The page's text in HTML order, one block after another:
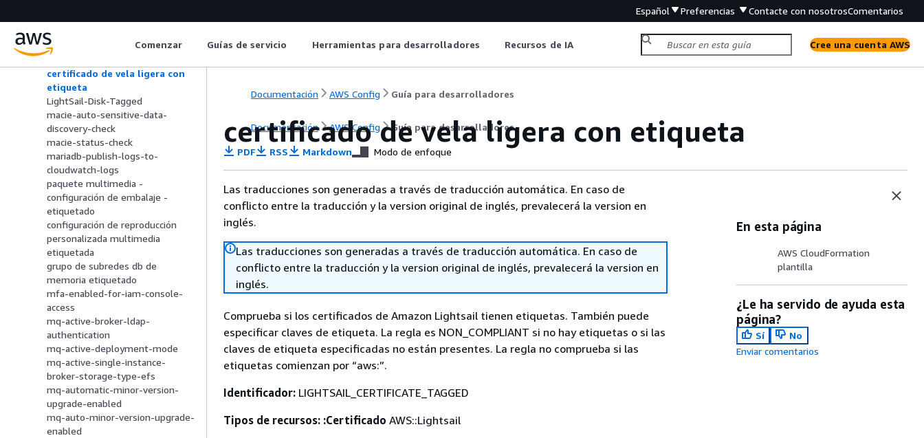
Español Preferencias Contacte con nosotrosComentarios
Comenzar Guías de servicio Herramientas para desarrolladores Recursos de IA Cree una cuenta AWS
lightsail-bucket-object-
versioning-habilitada
certificado de vela ligera con
etiqueta
LightSail-Disk-Tagged
macie-auto-sensitive-data-
discovery-check
macie-status-check
mariadb-publish-logs-to-
cloudwatch-logs
paquete multimedia -
configuración de embalaje -
etiquetado
configuración de reproducción
personalizada multimedia
etiquetada
grupo de subredes db de
memoria etiquetado
mfa-enabled-for-iam-console-
access
mq-active-broker-ldap-
authentication
mq-active-deployment-mode
mq-active-single-instance-
broker-storage-type-efs
mq-automatic-minor-version-
upgrade-enabled
mq-auto-minor-version-upgrade-
enabled
Documentación AWS Config Guía para desarrolladores
Documentación AWS Config Guía para desarrolladores
certificado de vela ligera con etiqueta
PDF RSS Markdown Modo de enfoque
Las traducciones son generadas a través de traducción automática. En caso de
conflicto entre la traducción y la version original de inglés, prevalecerá la version en
inglés.
Las traducciones son generadas a través de traducción automática. En caso de
conflicto entre la traducción y la version original de inglés, prevalecerá la version en
inglés.
Comprueba si los certificados de Amazon Lightsail tienen etiquetas. También puede
especificar claves de etiqueta. La regla es NON_COMPLIANT si no hay etiquetas o si las
claves de etiqueta especificadas no están presentes. La regla no comprueba si las
etiquetas comienzan por “aws:”.
Identificador: LIGHTSAIL_CERTIFICATE_TAGGED
Tipos de recursos: :Certificado AWS::Lightsail
En esta página
AWS CloudFormation
plantilla
¿Le ha servido de ayuda esta
página?
Sí
No
Enviar comentarios